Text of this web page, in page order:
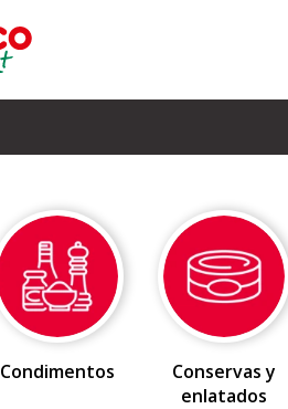
Condimentos
Conservas y
enlatados